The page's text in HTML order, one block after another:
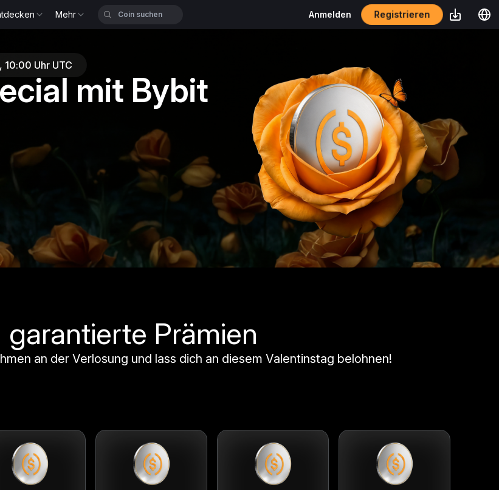
Mehr Anmelden Registrieren
10:00 Uhr UTC
mit Bybit
garantierte Prämien
an der Verlosung und lass dich an diesem Valentinstag belohnen!